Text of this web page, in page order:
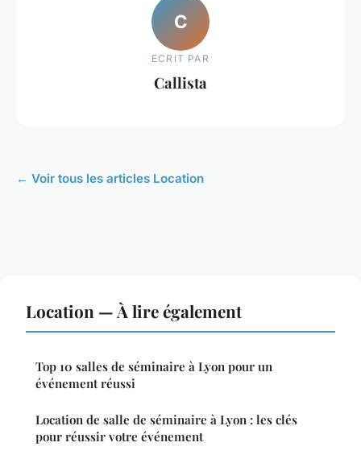
C
ECRIT PAR
Callista
← Voir tous les articles Location
Location — À lire également
Top 10 salles de séminaire à Lyon pour un
événement réussi
Location de salle de séminaire à Lyon : les clés
pour réussir votre événement